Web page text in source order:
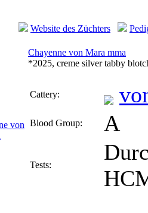
Website des Züchters
Chayenne von Mara mma
*2025, creme silver tabby
Cattery:
Blood Group: A
Tests: